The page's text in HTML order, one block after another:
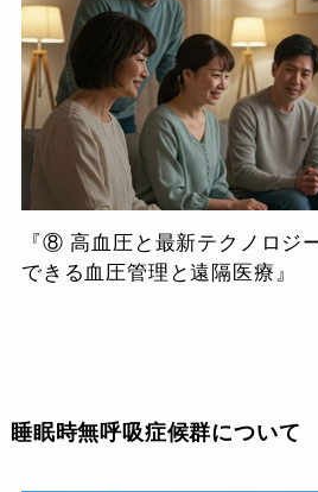
『⑧ 高血圧と最新テクノロジ
できる血圧管理と遠隔医療』
睡眠時無呼吸症候群について